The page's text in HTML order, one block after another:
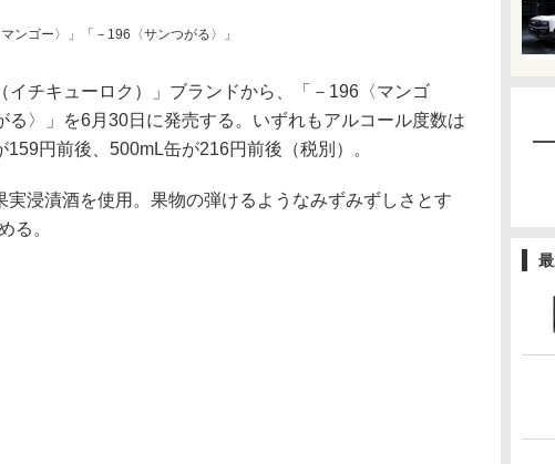
ンゴー〉」「－196〈サンつがる〉」
チキューロク）」ブランドから、「－196〈マンゴ
る〉」を6月30日に発売する。いずれもアルコール度数は
円前後、500mL缶が216円前後（税別）。
実浸漬酒を使用。果物の弾けるようなみずみずしさとす
る。